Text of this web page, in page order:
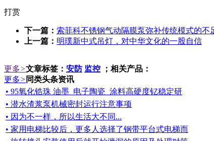
打赏
下一篇： 索菲科不锈钢气动隔膜泵弥补传统模式的不
上一篇： 明璞新中式吊灯，对中华文化的一股自信
更多>文章标签： 安防 监控 ；相关产品：
更多> 同类头条资讯
• 95氧化锆珠 油墨_电子陶瓷_涂料高硬度钇稳定研
• 潜水渣浆泵机械密封运行注意事项
• 因为不一样，所以生活大不同...
• 家用电梯比较后，更多人选择了钢带平台式电梯而